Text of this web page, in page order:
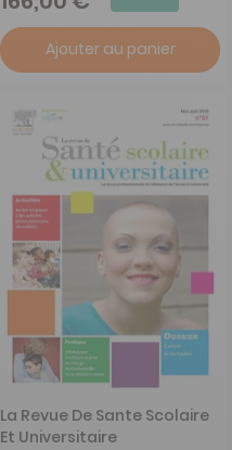
Ajouter au panier
La Revue De Sante Scolaire
Et Universitaire